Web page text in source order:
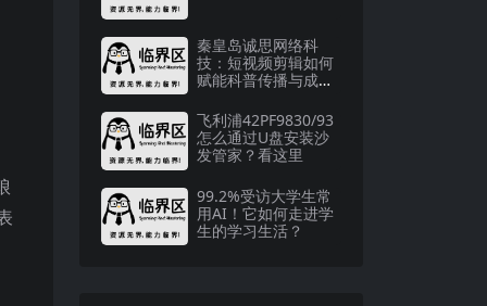
秦皇岛诚思网络科
技：短视频剪辑如何
赋能科普传播与成人
飞利浦42PF9830/93
怎么通过U盘安装沙
发管家？看这里
99.2%受访大学生常
用AI！它如何走进学
生的学习生活？